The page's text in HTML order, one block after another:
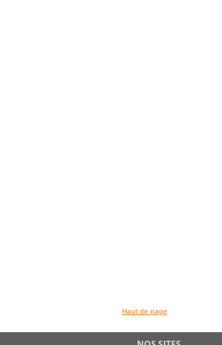
Haut de page